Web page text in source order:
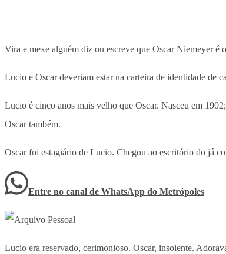
Vira e mexe alguém diz ou escreve que Oscar Niemeyer é
Lucio e Oscar deveriam estar na carteira de identidade de
Lucio é cinco anos mais velho que Oscar. Nasceu em
Oscar também.
Oscar foi estagiário de Lucio. Chegou ao escritório do já
Entre no canal de WhatsApp do Metrópoles
Lucio era reservado, cerimonioso. Oscar, insolente.